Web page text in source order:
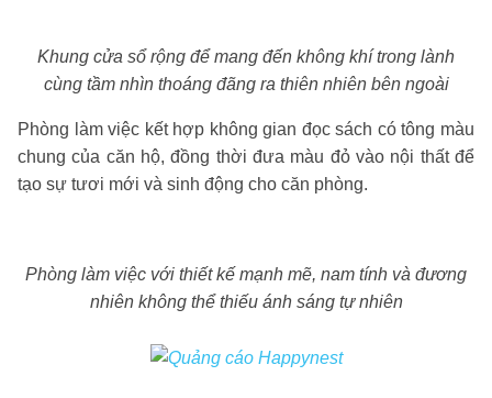
Khung cửa sổ rộng để mang đến không khí trong lành
cùng tầm nhìn thoáng đãng ra thiên nhiên bên ngoài
Phòng làm việc kết hợp không gian đọc sách có tông màu
chung của căn hộ, đồng thời đưa màu đỏ vào nội thất để
tạo sự tươi mới và sinh động cho căn phòng.
Phòng làm việc với thiết kế mạnh mẽ, nam tính và đương
nhiên không thể thiếu ánh sáng tự nhiên